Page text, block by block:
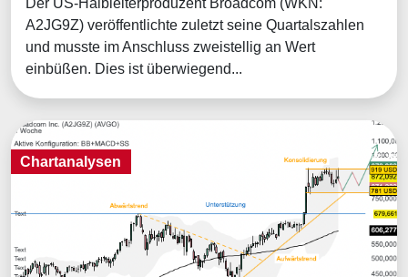
Der US-Halbleiterproduzent Broadcom (WKN:
A2JG9Z) veröffentlichte zuletzt seine Quartalszahlen
und musste im Anschluss zweistellig an Wert
einbüßen. Dies ist überwiegend...
Chartanalysen